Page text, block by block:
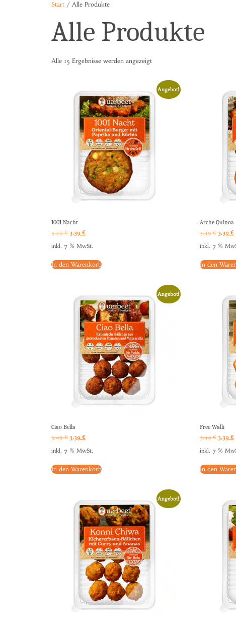
Start / Alle Produkte
Alle Produkte
Alle 15 Ergebnisse werden angezeigt
Angebot!
1001 Nacht
3,49€ 3,39 €
inkl. 7 % MwSt.
In den Warenkorb
Arche Quinoa
3,49€ 3,39 €
inkl. 7 %
In den
Angebot!
Ciao Bella
3,49€ 3,39 €
inkl. 7 % MwSt.
In den Warenkorb
Free Walli
3,49€ 3,39 €
inkl. 7 %
In den
Angebot!